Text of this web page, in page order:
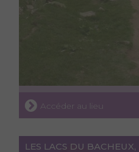
Accéder au lieu
LES LACS DU